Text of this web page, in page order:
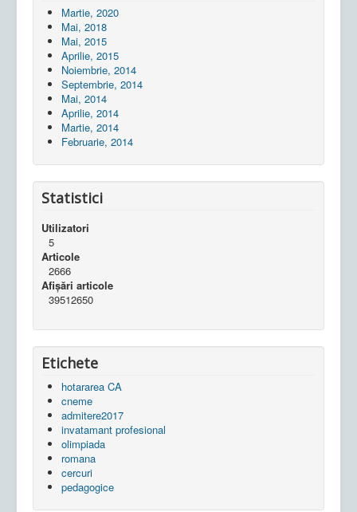
Martie, 2020
Mai, 2018
Mai, 2015
Aprilie, 2015
Noiembrie, 2014
Septembrie, 2014
Mai, 2014
Aprilie, 2014
Martie, 2014
Februarie, 2014
Statistici
Utilizatori
5
Articole
2666
Afișări articole
39512650
Etichete
hotararea CA
cneme
admitere2017
invatamant profesional
olimpiada
romana
cercuri
pedagogice